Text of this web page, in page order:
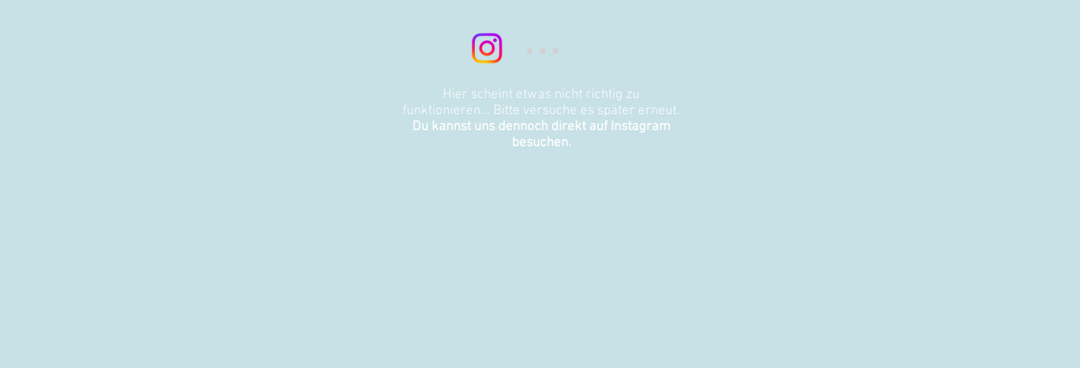
Hier scheint etwas nicht richtig zu
funktionieren... Bitte versuche es später erneut.
Du kannst uns dennoch direkt auf Instagram
besuchen.